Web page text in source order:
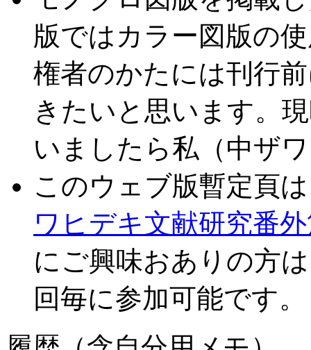
版ではカラー図版の
権者のかたには刊行
きたいと思います。
いましたら私（中ザ
このウェブ版暫定頁
ワヒデキ文献研究番
にご興味おありの方
回毎に参加可能です。